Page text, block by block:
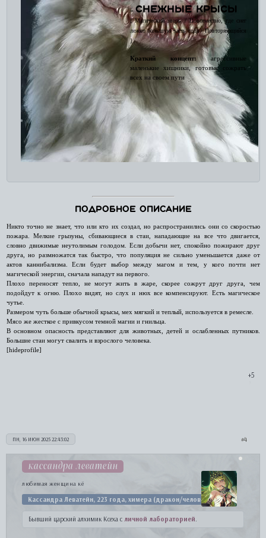
»Снежные крысы
[ Магический зверь / Повсеместно, где снег
лежит большую часть года / Повторяющийся
]
Краткий концепт: агрессивные
маленькие хищники, готовые сожрать
всех на своем пути
Подробное описание
Никто точно не знает, что или кто их создал, но распространились они со скоростью
пожара. Мелкие грызуны, сбивающиеся в стаи, нападающие на все что двигается,
словно движимые неутолимым голодом. Если добычи нет, спокойно пожирают друг
друга, но размножатся так быстро, что популяция не сильно уменьшается даже от
актов каннибализма. Если будет выбор между магом и тем, у кого почти нет
магической энергии, сначала нападут на первого.
Плохо переносят тепло, не могут жить в жаре, скорее сожрут друг друга, чем
подойдут к огню. Плохо видят, но слух и нюх все компенсируют. Есть магическое
чутье.
Размером чуть больше обычной крысы, мех мягкий и теплый, используется в ремесле.
Мясо же жесткое с привкусом темной магии и гнильца.
В основном опасность представляют для животных, детей и ослабленных путников.
Большие стаи могут свалить и взрослого человека.
[hideprofile]
+5
4
ПН, 16 ИЮН 2025 22:43:02
кассандра леватейн
любимая женщина кё
Кассандра Леватейн, 223 года, химера (дракон/человек)
Бывший царский алхимик Ксеха с личной лабораторией.